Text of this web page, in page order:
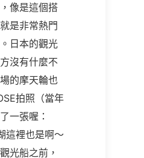
像是這個搭
是非常熱門
日本的觀光
沒有什麼不
的摩天輪也
拍照（當年
一張喔：
這裡也是啊～
光船之前，